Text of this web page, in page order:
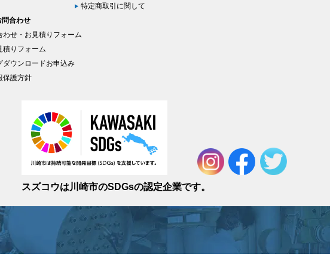
特定商取引に関して
問合わせ
わせ・お見積りフォーム
積りフォーム
ダウンロードお申込み
保護方針
スズコウは川崎市のSDGsの認定企業です。